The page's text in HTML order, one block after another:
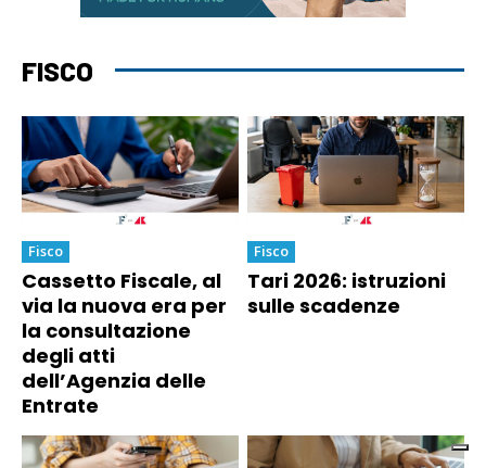
FISCO
Fisco
Cassetto Fiscale, al
via la nuova era per
la consultazione
degli atti
dell’Agenzia delle
Entrate
Fisco
Tari 2026: istruzioni
sulle scadenze